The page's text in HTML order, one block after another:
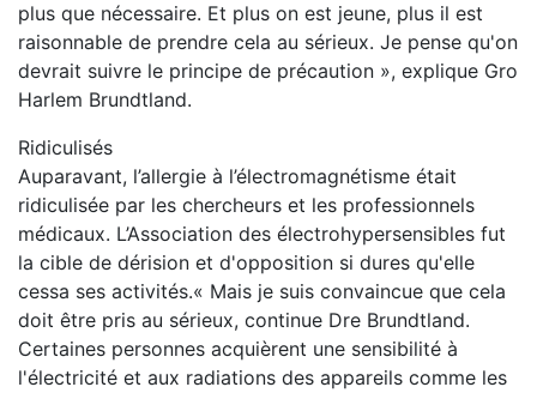
plus que nécessaire. Et plus on est jeune, plus il est
raisonnable de prendre cela au sérieux. Je pense qu'on
devrait suivre le principe de précaution », explique Gro
Harlem Brundtland.
Ridiculisés
Auparavant, l’allergie à l’électromagnétisme était
ridiculisée par les chercheurs et les professionnels
médicaux. L’Association des électrohypersensibles fut
la cible de dérision et d'opposition si dures qu'elle
cessa ses activités.« Mais je suis convaincue que cela
doit être pris au sérieux, continue Dre Brundtland.
Certaines personnes acquièrent une sensibilité à
l'électricité et aux radiations des appareils comme les